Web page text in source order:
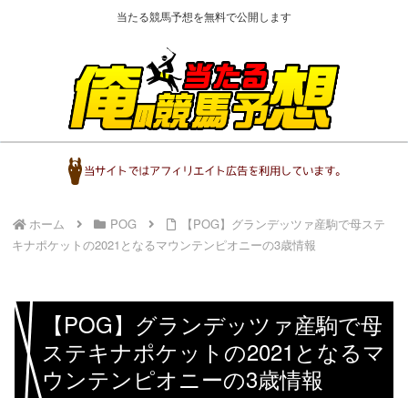
当たる競馬予想を無料で公開します
ホーム POG
【POG】グランデッツァ産駒で母ステ
キナポケットの2021となるマウンテンピオニーの3歳情報
【POG】グランデッツァ産駒で母
ステキナポケットの2021となるマ
ウンテンピオニーの3歳情報